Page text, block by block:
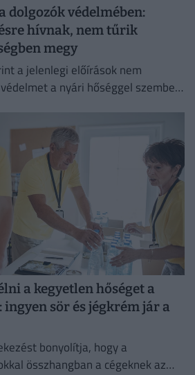
dolgozók védelmében:
hívnak, nem tűrik
megy
a jelenlegi előírások nem
a nyári hőséggel szemben,
a kegyetlen hőséget a
sör és jégkrém jár a
bonyolítja, hogy a
összhangban a cégeknek az